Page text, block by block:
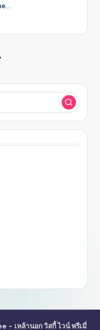
- เหล้านอก วิสกี้ ไวน์ พรีเมี่